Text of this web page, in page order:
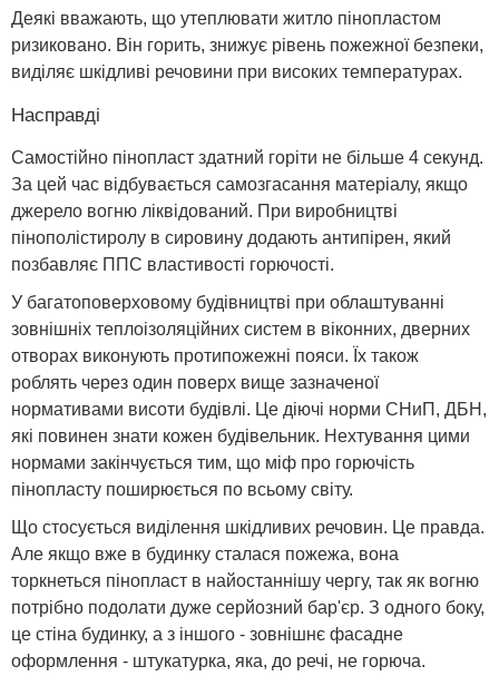
Деякі вважають, що утеплювати житло пінопластом
ризиковано. Він горить, знижує рівень пожежної безпеки,
виділяє шкідливі речовини при високих температурах.
Насправді
Самостійно пінопласт здатний горіти не більше 4 секунд.
За цей час відбувається самозгасання матеріалу, якщо
джерело вогню ліквідований. При виробництві
пінополістиролу в сировину додають антипірен, який
позбавляє ППС властивості горючості.
У багатоповерховому будівництві при облаштуванні
зовнішніх теплоізоляційних систем в віконних, дверних
отворах виконують протипожежні пояси. Їх також
роблять через один поверх вище зазначеної
нормативами висоти будівлі. Це діючі норми СНиП, ДБН,
які повинен знати кожен будівельник. Нехтування цими
нормами закінчується тим, що міф про горючість
пінопласту поширюється по всьому світу.
Що стосується виділення шкідливих речовин. Це правда.
Але якщо вже в будинку сталася пожежа, вона
торкнеться пінопласт в найостаннішу чергу, так як вогню
потрібно подолати дуже серйозний бар'єр. З одного боку,
це стіна будинку, а з іншого - зовнішнє фасадне
оформлення - штукатурка, яка, до речі, не горюча.